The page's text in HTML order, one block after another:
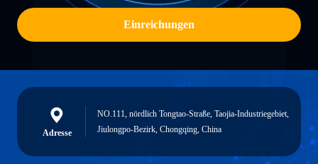
Einreichungen
Adresse
NO.111, nördlich Tongtao-Straße, Taojia-Industriegebiet,
Jiulongpo-Bezirk, Chongqing, China